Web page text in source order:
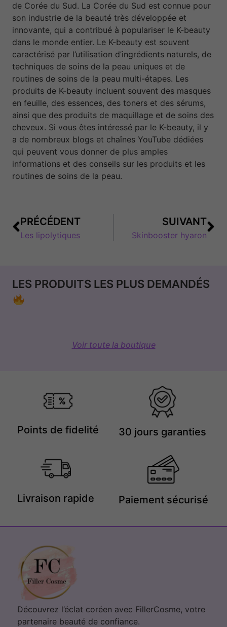
de Corée du Sud. La Corée du Sud est connue pour
son industrie de la beauté très développée et
innovante, qui a contribué à populariser le K-beauty
dans le monde entier. Le K-beauty est souvent
caractérisé par l’utilisation d’ingrédients naturels, de
techniques de soins de la peau uniques et de
routines de soins de la peau multi-étapes. Les
produits de K-beauty incluent souvent des masques
en feuille, des essences, des toners et des sérums,
ainsi que des produits de maquillage et de soins des
cheveux. Si vous êtes intéressé par le K-beauty, il y
a de nombreux blogs et chaînes YouTube dédiées
qui peuvent vous donner de plus amples
informations et des conseils sur les produits et les
routines de soins de la peau.
PRÉCÉDENT
Les lipolytiques
SUIVANT
Skinbooster hyaron
LES PRODUITS LES PLUS DEMANDÉS
Voir toute la boutique
Points de fidelité 30 jours garanties
Livraison rapide Paiement sécurisé
Découvrez l’éclat coréen avec FillerCosme, votre
partenaire beauté de confiance.